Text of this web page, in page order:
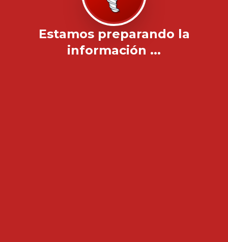
Estamos preparando la
información ...